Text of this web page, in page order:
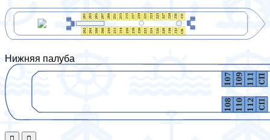
Нижняя палуба